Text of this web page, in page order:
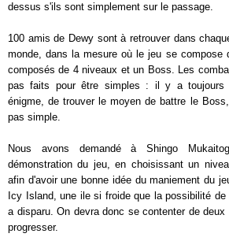
dessus s'ils sont simplement sur le passage.
100 amis de Dewy sont à retrouver dans
monde, dans la mesure où le jeu se compose
composés de 4 niveaux et un Boss. Les
pas faits pour être simples : il y a toujours
énigme, de trouver le moyen de battre le
pas simple.
Nous avons demandé à Shingo
démonstration du jeu, en choisissant un
afin d'avoir une bonne idée du maniement du
Icy Island, une ile si froide que la possibilité
a disparu. On devra donc se contenter de
progresser.